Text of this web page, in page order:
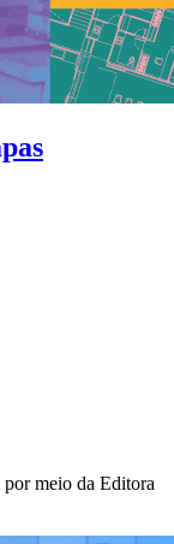
meio da Editora